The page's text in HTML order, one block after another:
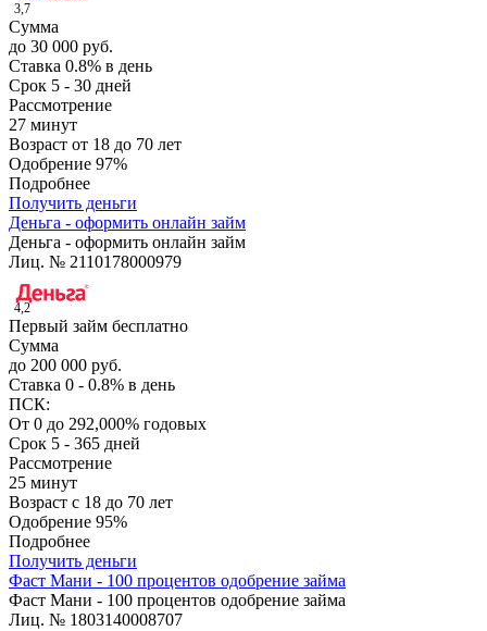
3,7
Сумма
до 30 000 руб.
Ставка 0.8% в день
Срок 5 - 30 дней
Рассмотрение
27 минут
Возраст от 18 до 70 лет
Одобрение 97%
Подробнее
Получить деньги
Деньга - оформить онлайн займ
Деньга - оформить онлайн займ
Лиц. № 2110178000979
4,2
Первый займ бесплатно
Сумма
до 200 000 руб.
Ставка 0 - 0.8% в день
ПСК:
От 0 до 292,000% годовых
Срок 5 - 365 дней
Рассмотрение
25 минут
Возраст с 18 до 70 лет
Одобрение 95%
Подробнее
Получить деньги
Фаст Мани - 100 процентов одобрение займа
Фаст Мани - 100 процентов одобрение займа
Лиц. № 1803140008707